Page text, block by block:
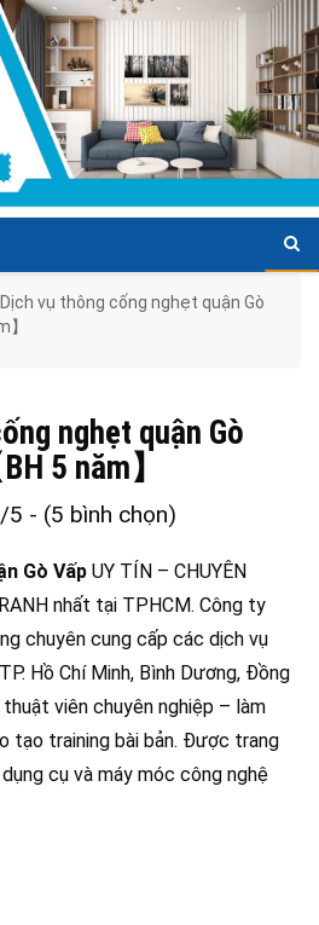
Dịch vụ thông cống nghẹt quận Gò
nghẹt quận Gò
5 năm】
5 - (5 bình chọn)
Gò Vấp UY TÍN – CHUYÊN
nhất tại TPHCM. Công ty
chuyên cung cấp các dịch vụ
Hồ Chí Minh, Bình Dương, Đồng
viên chuyên nghiệp – làm
tạo training bài bản. Được trang
cụ và máy móc công nghệ